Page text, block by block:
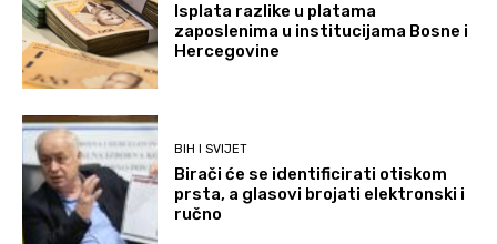
Isplata razlike u platama
zaposlenima u institucijama Bosne i
Hercegovine
BIH I SVIJET
Birači će se identificirati otiskom
prsta, a glasovi brojati elektronski i
ručno